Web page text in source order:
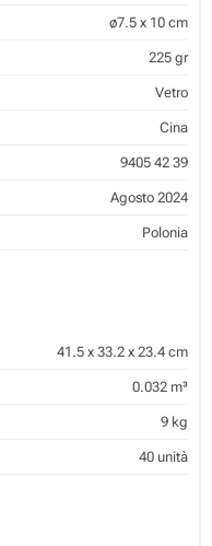
ø7.5 x 10 cm
225 gr
Vetro
Cina
9405 42 39
Agosto 2024
Polonia
41.5 x 33.2 x 23.4 cm
0.032 m³
9 kg
40 unità